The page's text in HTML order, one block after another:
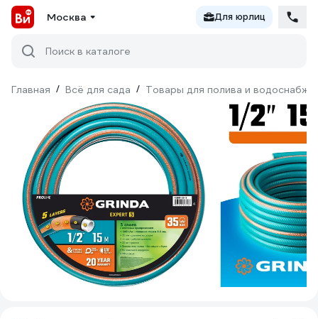
Москва Для юрлиц
Поиск в каталоге
Главная / Всё для сада / Товары для полива и